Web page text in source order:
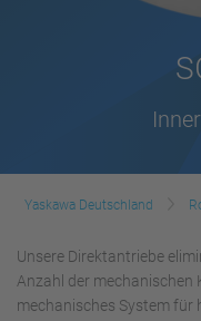
Yaskawa Deutschland
Unsere Direktantriebe
Anzahl der mechanischen
mechanisches System für